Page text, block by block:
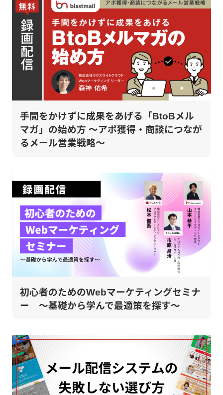
手間をかけずに成果をあげる「BtoBメル
マガ」の始め方 ～アポ獲得・商談につなが
るメール営業戦略～
初心者のためのWebマーケティングセミナ
ー ～基礎から学んで最適策を探す～